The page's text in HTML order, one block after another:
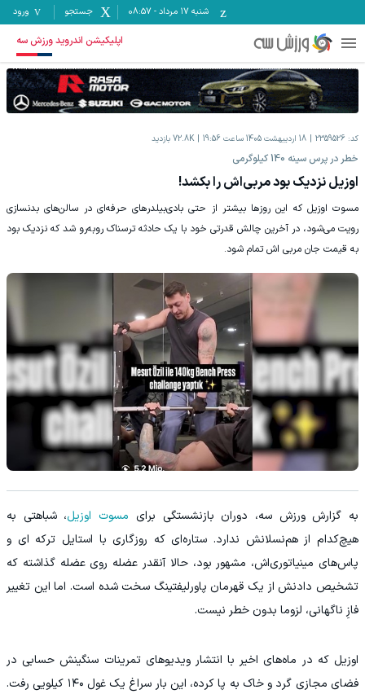
شنبه ۱۷ مرداد -
08:57 جستجو ورود
اپلیکیشن اندروید ورزش سه
کد: 2359526 18 اردیبهشت 1405 ساعت 19:56 72.8K بازدید
خطر در پرس سینه 140 کیلوگرمی
اوزیل نزدیک بود مربی‌اش را بکشد!
مسوت اوزیل که این روزها بیشتر از حتی بادی‌بیلدرهای حرفه‌ای در سالن‌های بدنسازی
رویت می‌شود، در آخرین چالش قدرتی خود با یک حادثه ترسناک رو‌به‌رو شد که نزدیک بود
به قیمت جان مربی اش تمام شود.
‏به گزارش ورزش سه، دوران بازنشستگی برای مسوت اوزیل، شباهتی به
هیچ‌کدام از هم‌نسلانش ندارد. ستاره‌ای که روزگاری با استایل ترکه ای و
پاس‌های مینیاتوری‌اش، مشهور بود، حالا آنقدر عضله روی عضله گذاشته که
تشخیص دادنش از یک قهرمان پاورلیفتینگ سخت شده است. اما این تغییر
فازِ ناگهانی، لزوما بدون خطر نیست.
اوزیل که در ماه‌های اخیر با انتشار ویدیوهای تمرینات سنگینش حسابی در
فضای مجازی گرد و خاک به پا کرده، این بار سراغ یک غول ۱۴۰ کیلویی رفت.